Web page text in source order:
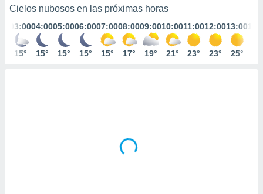
coste.
a la
ACEPTAR
CONTINUAR
CONFIGURACIÓN
Cielos nubosos en las próximas horas
03:00
15°
04:00
15°
05:00
15°
06:00
15°
07:00
15°
08:00
17°
09:00
19°
10:00
21°
11:00
23°
12:00
23°
13:00
25°